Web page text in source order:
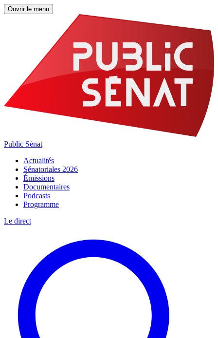
Ouvrir le menu
Public Sénat
Actualités
Sénatoriales 2026
Émissions
Documentaires
Podcasts
Programme
Le direct